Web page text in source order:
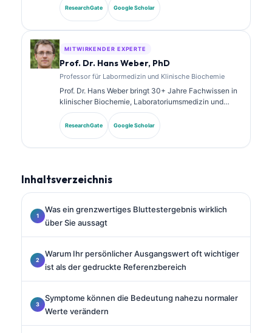
diagnostischen Analyse. Sie verfügt über
Spezialzertifizierungen in klinischer Chemie und hat
ResearchGate Google Scholar
MITWIRKENDER EXPERTE
Prof. Dr. Hans Weber, PhD
Professor für Labormedizin und Klinische Biochemie
Prof. Dr. Hans Weber bringt 30+ Jahre Fachwissen in
klinischer Biochemie, Laboratoriumsmedizin und
Biomarkerforschung mit. Als ehemaliger Präsident der
Deutschen Gesellschaft für Klinische Chemie ist er
auf die Analyse diagnostischer Panels, die
ResearchGate Google Scholar
Inhaltsverzeichnis
Was ein grenzwertiges Bluttestergebnis wirklich
über Sie aussagt
Warum Ihr persönlicher Ausgangswert oft wichtiger
ist als der gedruckte Referenzbereich
Symptome können die Bedeutung nahezu normaler
Werte verändern